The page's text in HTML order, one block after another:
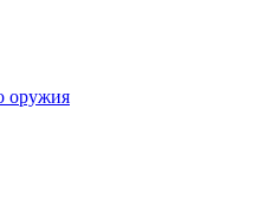
оружия